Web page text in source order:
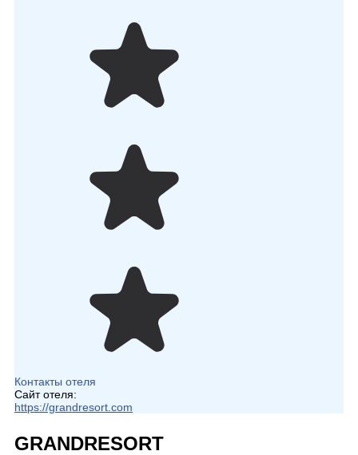
Контакты отеля
Сайт отеля:
https://grandresort.com
GRANDRESORT